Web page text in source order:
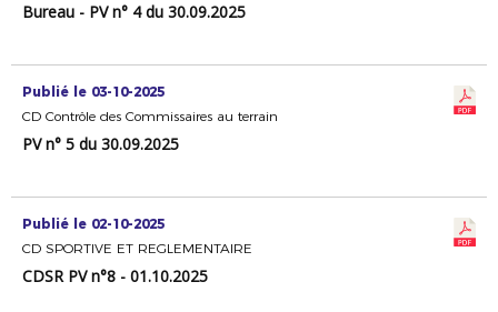
Bureau - PV n° 4 du 30.09.2025
Publié le 03-10-2025
CD Contrôle des Commissaires au terrain
PV n° 5 du 30.09.2025
Publié le 02-10-2025
CD SPORTIVE ET REGLEMENTAIRE
CDSR PV n°8 - 01.10.2025